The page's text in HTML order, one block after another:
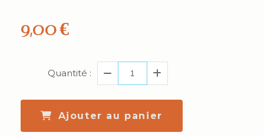
9,00€
Quantité :
Ajouter au panier